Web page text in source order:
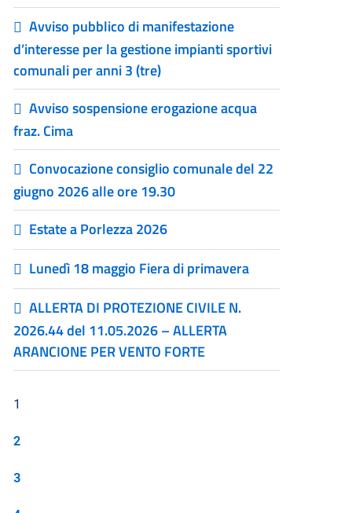
Avviso pubblico di manifestazione
d’interesse per la gestione impianti sportivi
comunali per anni 3 (tre)
Avviso sospensione erogazione acqua
fraz. Cima
Convocazione consiglio comunale del 22
giugno 2026 alle ore 19.30
Estate a Porlezza 2026
Lunedì 18 maggio Fiera di primavera
ALLERTA DI PROTEZIONE CIVILE N.
2026.44 del 11.05.2026 – ALLERTA
ARANCIONE PER VENTO FORTE
1
2
3